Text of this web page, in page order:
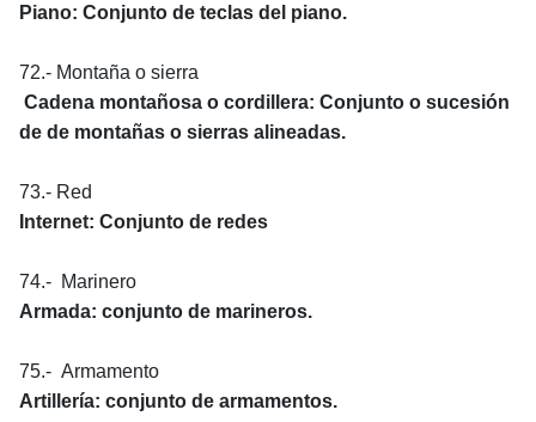
Piano: Conjunto de teclas del piano.
72.- Montaña o sierra
Cadena montañosa o cordillera: Conjunto o sucesión
de de montañas o sierras alineadas.
73.- Red
Internet: Conjunto de redes
74.- Marinero
Armada: conjunto de marineros.
75.- Armamento
Artillería: conjunto de armamentos.